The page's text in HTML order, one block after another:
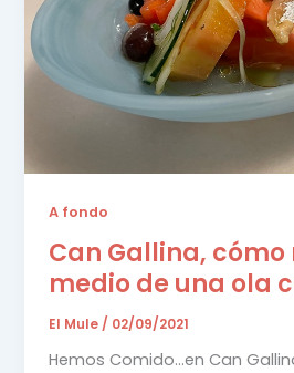
A fondo
Can Gallina,
medio de una ola
El Mule / 02/09/2021
Hemos Comido…en Can